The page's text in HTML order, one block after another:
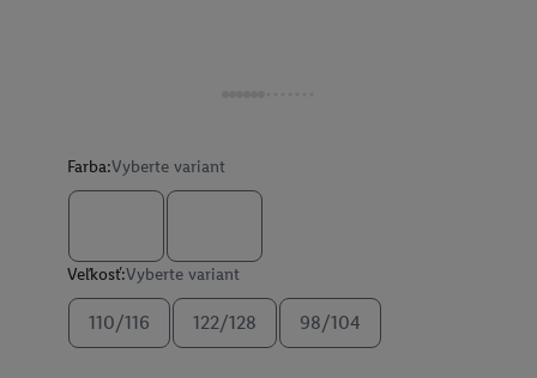
Farba:Vyberte variant
Veľkosť:Vyberte variant
110/116 122/128 98/104